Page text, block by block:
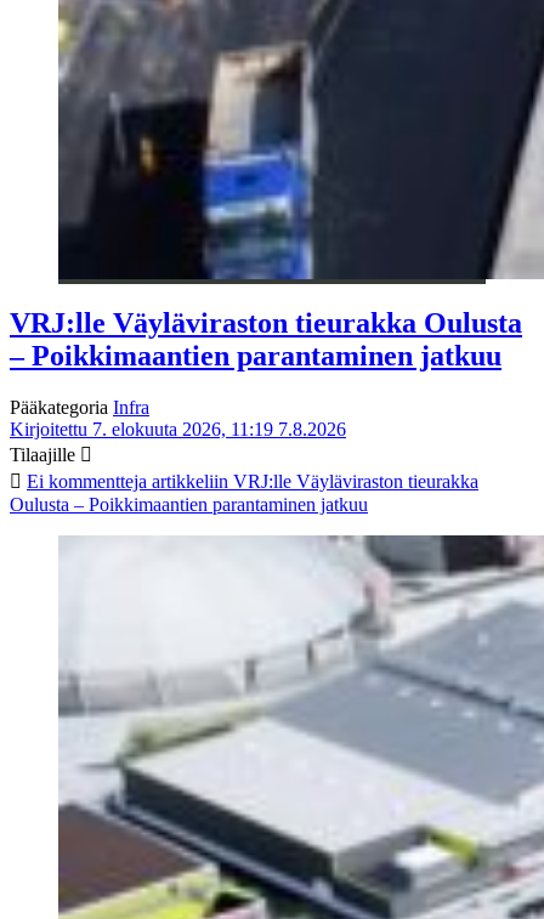
VRJ:lle Väyläviraston tieurakka Oulusta
– Poikkimaantien parantaminen jatkuu
Pääkategoria Infra
Kirjoitettu 7. elokuuta 2026, 11:19 7.8.2026
Tilaajille
Ei kommentteja artikkeliin VRJ:lle Väyläviraston tieurakka
Oulusta – Poikkimaantien parantaminen jatkuu